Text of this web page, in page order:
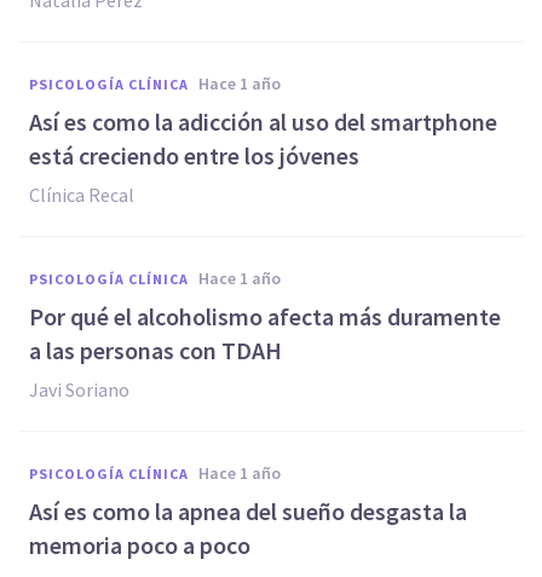
PSICOLOGÍA CLÍNICA hace 1 año
Así es como la adicción al uso del smartphone
está creciendo entre los jóvenes
Clínica Recal
PSICOLOGÍA CLÍNICA hace 1 año
Por qué el alcoholismo afecta más duramente
a las personas con TDAH
Javi Soriano
PSICOLOGÍA CLÍNICA hace 1 año
Así es como la apnea del sueño desgasta la
memoria poco a poco